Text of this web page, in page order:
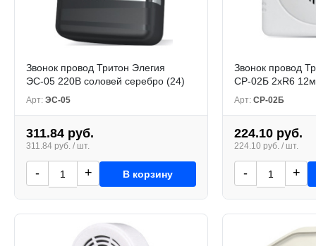
Звонок провод Тритон Элегия
ЭС-05 220В соловей серебро (24)
Арт: ЭС-05
311.84 руб.
311.84 руб. / шт.
- + В корзину
Звонок провод
СР-02Б 2xR6
Арт: СР-02Б
224.10 руб.
224.10 руб. / шт.
- +